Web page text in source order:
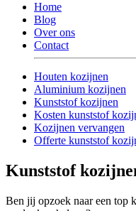
Home
Blog
Over ons
Contact
Houten kozijnen
Aluminium kozijnen
Kunststof kozijnen
Kosten kunststof
Kozijnen vervangen
Offerte kunststof
Kunststof
Ben jij opzoek naar een top